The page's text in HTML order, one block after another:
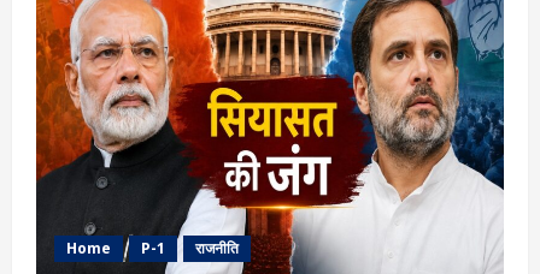
संवेदना
और
संस्कृति
का
अद्भुत
उत्सव
Home P-1 राजनीति